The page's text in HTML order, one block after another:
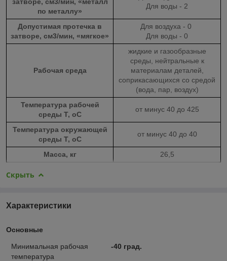
по металлу»
Для воды - 2
Допустимая протечка в
затворе, см3/мин, «мягкое»
Для воздуха - 0
Для воды - 0
Рабочая среда
жидкие и газообразные
среды, нейтральные к
материалам деталей,
соприкасающихся со средой
(вода, пар, воздух)
Температура рабочей
среды Т, oС
от минус 40 до 425
Температура окружающей
среды Т, oС
от минус 40 до 40
Масса, кг 26,5
Скрыть
Характеристики
Основные
Минимальная рабочая
температура
-40 град.